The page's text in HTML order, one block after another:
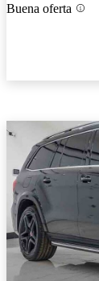
Buena oferta